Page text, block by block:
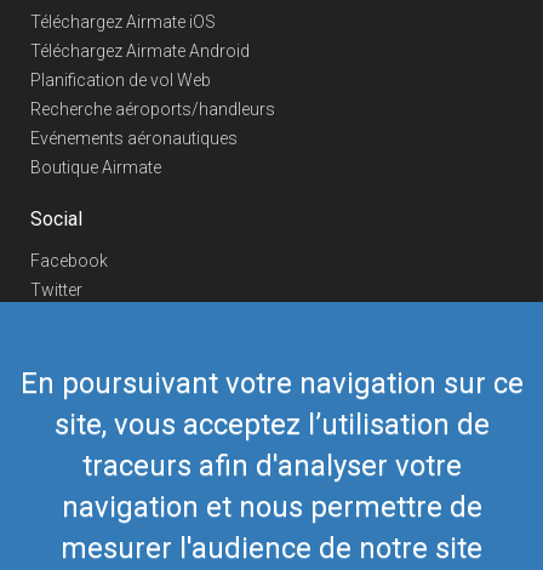
En poursuivant votre navigation sur ce
site, vous acceptez l’utilisation de
traceurs afin d'analyser votre
navigation et nous permettre de
mesurer l'audience de notre site
Téléchargez Airmate iOS
Téléchargez Airmate Android
Planification de vol Web
Recherche aéroports/handleurs
Evénements aéronautiques
Boutique Airmate
Social
Facebook
Twitter
Telegram
Nous contacter
Téléphone Europe +352 26441835
Téléphone US/Canada
418-592-8862
airmate@airmate.aero
(c) Myriel Aviation SA